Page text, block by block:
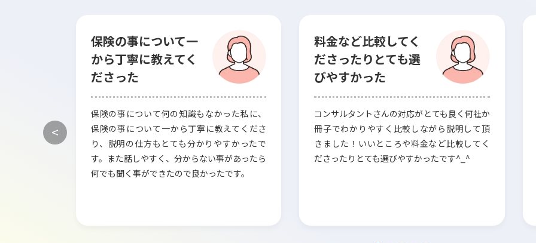
保険の事について一
から丁寧に教えてく
ださった
保険の事について何の知識もなかった私に、
保険の事について一から丁寧に教えてくださ
り、説明の仕方もとても分かりやすかったで
す。また話しやすく、分からない事があったら
何でも聞く事ができたので良かったです。
料金など比較してく
ださったりとても選
びやすかった
コンサルタントさんの対応がとても良く何社か
冊子でわかりやすく比較しながら説明して頂
きました！いいところや料金など比較してく
ださったりとても選びやすかったです^_^
<